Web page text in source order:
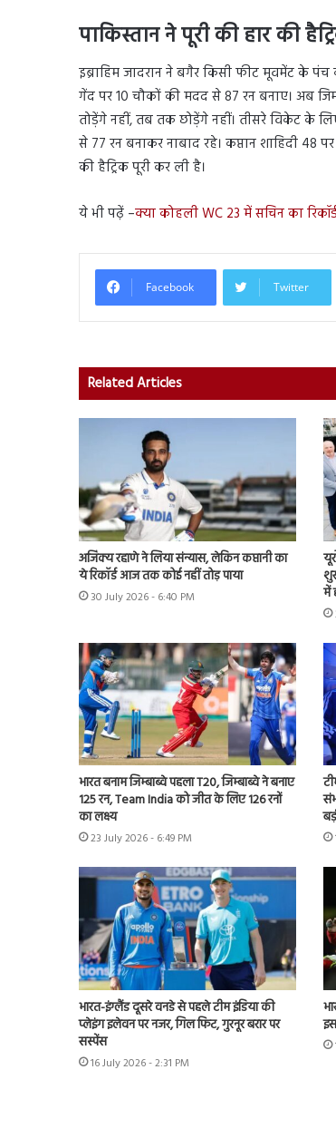
पाकिस्तान ने पूरी की हार की
इब्राहिम जादरान ने बगैर किसी फीट मूवमेंट के पंच
गेंद पर 10 चौकों की मदद से 87 रन बनाए। अब
तोड़ेंगे नहीं, तब तक छोड़ेंगे नहीं। तीसरे विकेट के
से 77 रन बनाकर नाबाद रहे। कप्तान शाहिदी 48
की हैट्रिक पूरी कर ली है।
ये भी पढ़ें –क्या कोहली WC 23 में सचिन का
Facebook Twitter
Related Articles
अजिंक्य रहाणे ने लिया संन्यास, लेकिन कप्तानी का
ये रिकॉर्ड आज तक कोई नहीं तोड़ पाया
30 July 2026 - 6:40 PM
में
भारत बनाम जिम्बाब्वे पहला T20, जिम्बाब्वे ने बनाए
125 रन, Team India को जीत के लिए 126 रनों
का लक्ष्य
23 July 2026 - 6:49 PM
भारत-इंग्लैंड दूसरे वनडे से पहले टीम इंडिया की
प्लेइंग इलेवन पर नजर, गिल फिट, गुरनूर बरार पर
सस्पेंस
16 July 2026 - 2:31 PM